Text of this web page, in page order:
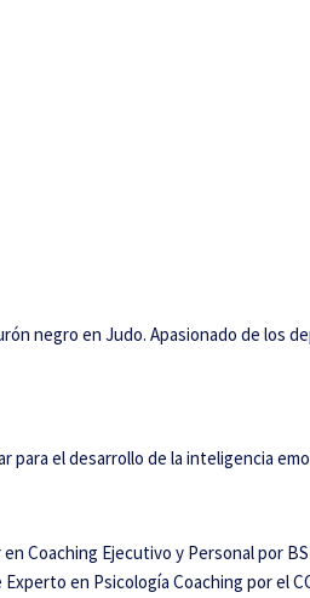
negro en Judo. Apasionado de los
el desarrollo de la inteligencia
Coaching Ejecutivo y Personal por
en Psicología Coaching por el